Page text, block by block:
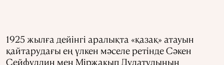
1925 жылға дейінгі аралықта «қазақ» атауын
қайтарудағы ең үлкен мәселе ретінде Сәкен
Сейфуллин мен Міржақып Дулатұлының